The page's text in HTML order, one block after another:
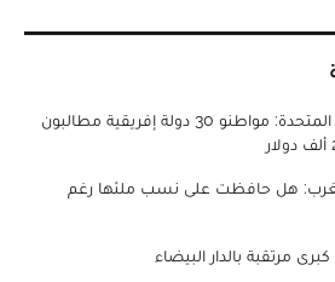
تأشيرة الدخول للولايات المتحدة: مواطنو 30 دولة إفريقية مطالبون
هل حافظت على نسب ملئها رغم
مرتقبة بالدار البيضاء